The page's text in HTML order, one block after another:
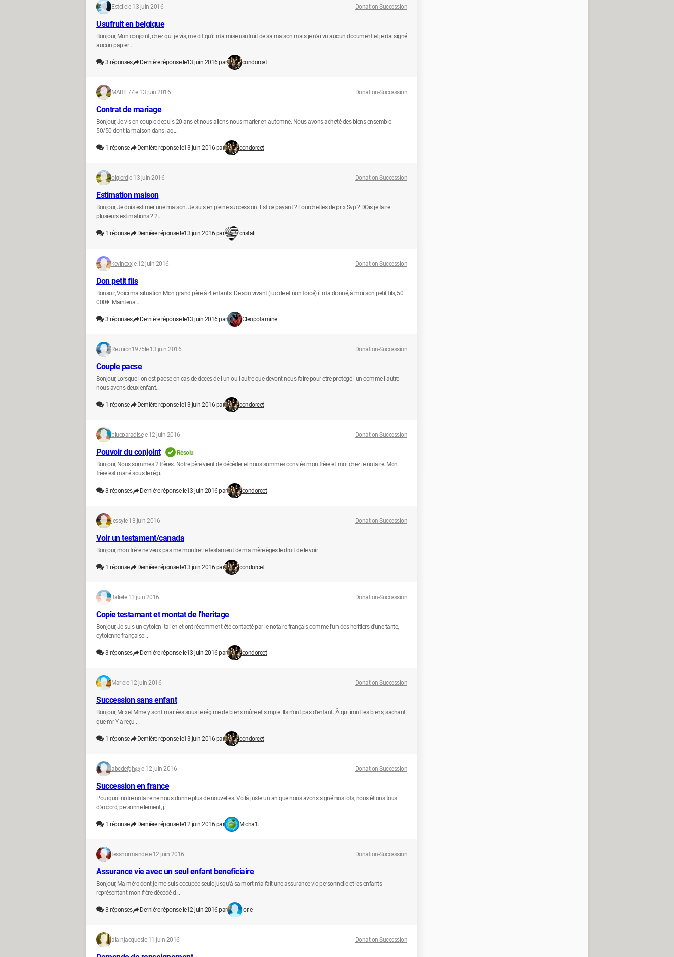
Estellele 13 juin 2016 Donation-Succession
Usufruit en belgique
Bonjour, Mon conjoint, chez qui je vis, me dit qu'il m'a mise usufruit de sa maison mais je n'ai vu aucun document et je n'ai signé
aucun papier. ...
3 réponses Dernière réponse le13 juin 2016 par condorcet
MARIE77 le 13 juin 2016 Donation-Succession
Contrat de mariage
Bonjour, Je vis en couple depuis 20 ans et nous allons nous marier en automne. Nous avons acheté des biens ensemble
50/50 dont la maison dans laq...
1 réponse Dernière réponse le13 juin 2016 par condorcet
olgierd le 13 juin 2016 Donation-Succession
Estimation maison
Bonjour, Je dois estimer une maison. Je suis en pleine succession. Est ce payant ? Fourchettes de prix Svp ? DOis je faire
plusieurs estimations ? 2...
1 réponse Dernière réponse le13 juin 2016 par cristali
kevincxxle 12 juin 2016 Donation-Succession
Don petit fils
Bonsoir, Voici ma situation Mon grand père à 4 enfants. De son vivant (lucide et non forcé) il m'a donné, à moi son petit fils, 50
000€. Maintena...
3 réponses Dernière réponse le13 juin 2016 par Cleopotamine
Reunion1975 le 13 juin 2016 Donation-Succession
Couple pacse
Bonjour, Lorsque l on est pacse en cas de deces de l un ou l autre que devont nous faire pour etre protégé l un comme l autre
nous avons deux enfant...
1 réponse Dernière réponse le13 juin 2016 par condorcet
blueparadisele 12 juin 2016 Donation-Succession
Pouvoir du conjoint
Résolu
Bonjour, Nous sommes 2 frères. Notre père vient de décéder et nous sommes conviés mon frère et moi chez le notaire. Mon
frère est marié sous le régi...
3 réponses Dernière réponse le13 juin 2016 par condorcet
jessyle 13 juin 2016 Donation-Succession
Voir un testament/canada
Bonjour, mon frère ne veux pas me montrer le testament de ma mère èges le droit de le voir
1 réponse Dernière réponse le13 juin 2016 par condorcet
italiele 11 juin 2016 Donation-Succession
Copie testamant et montat de l'heritage
Bonjour, Je suis un cytoien italien et ont récemment été contacté par le notaire français comme l'un des heritiers d'une tante,
cytoienne française...
3 réponses Dernière réponse le13 juin 2016 par condorcet
Mariele 12 juin 2016 Donation-Succession
Succession sans enfant
Bonjour, Mr xet Mme y sont mariées sous le régime de biens mûre et simple. Ils n'ont pas d'enfant. À qui iront les biens, sachant
que mr Y a reçu ...
1 réponse Dernière réponse le13 juin 2016 par condorcet
abcdefgh@ le 12 juin 2016 Donation-Succession
Succession en france
Pourquoi notre notaire ne nous donne plus de nouvelles. Voilà juste un an que nous avons signé nos lots, nous étions tous
d'accord, personnellement, j...
1 réponse Dernière réponse le12 juin 2016 par Micha1.
tessnormandele 12 juin 2016 Donation-Succession
Assurance vie avec un seul enfant beneficiaire
Bonjour, Ma mère dont je me suis occupée seule jusqu'à sa mort m'a fait une assurance vie personnelle et les enfants
représentant mon frère décédé d...
3 réponses Dernière réponse le12 juin 2016 par lorie
alainjacquesle 11 juin 2016 Donation-Succession